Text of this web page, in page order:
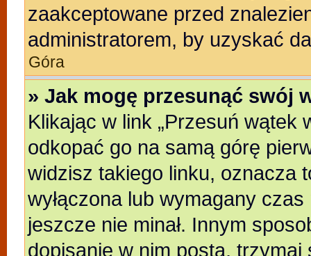
zaakceptowane przed
administratorem, by uzyskać
Góra
» Jak mogę przesunąć swój
Klikając w link „Przesuń wątek
odkopać go na samą górę
widzisz takiego linku, oznacza
wyłączona lub wymagany
jeszcze nie minał. Innym
dopisanie w nim posta,